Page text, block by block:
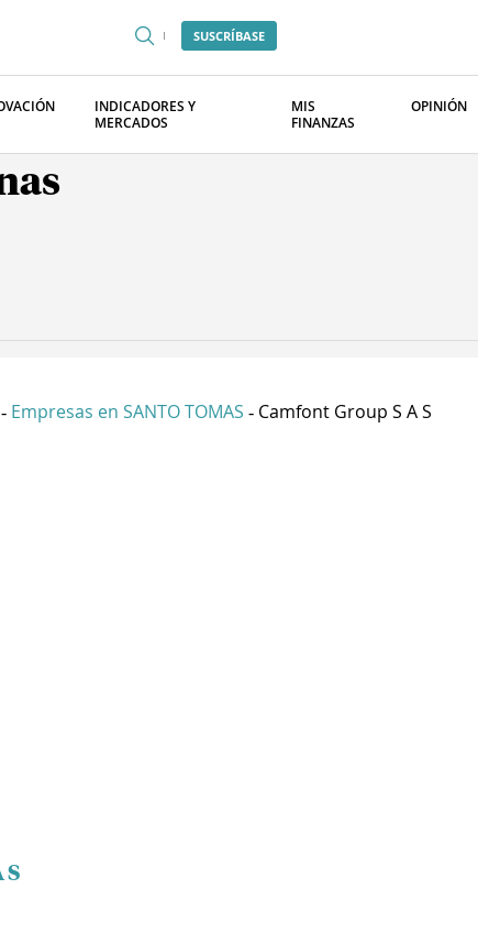
SUSCRÍBASE
INDICADORES Y
MERCADOS
MIS
FINANZAS
OPINIÓN
- Empresas en SANTO TOMAS - Camfont Group S A S
S